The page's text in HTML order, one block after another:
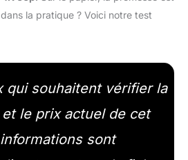
la pratique ? Voici notre test
qui souhaitent vérifier la
le prix actuel de cet
sont